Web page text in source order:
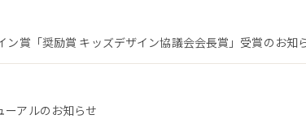
ン賞「奨励賞 キッズデザイン協議会会長賞」受賞のお知
ーアルのお知らせ